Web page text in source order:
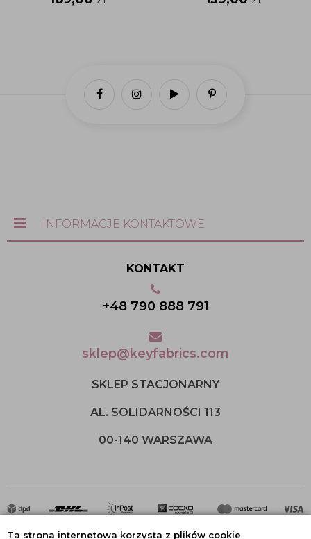
Ta strona internetowa korzysta z plików cookie
INFORMACJE KONTAKTOWE
KONTAKT
+48 790 888 791
sklep@keyfabrics.com
SKLEP STACJONARNY
AL. SOLIDARNOŚCI 113
00-140 WARSZAWA